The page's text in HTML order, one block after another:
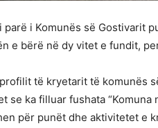
parë i Komunës së Gostivarit
e bërë në dy vitet e fundit,
të kryetarit të komunës
se ka filluar fushata “Komuna
për punët dhe aktivitetet e